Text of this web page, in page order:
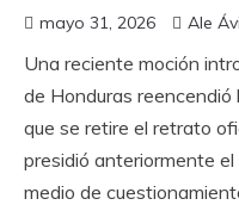
mayo 31, 2026 Ale
Una reciente moción
de Honduras
que se retire el retrato
presidió anteriormente
medio de